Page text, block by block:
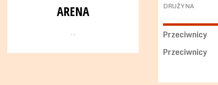
ARENA
, ,
DRUŻYNA
Przeciwnicy
Przeciwnicy